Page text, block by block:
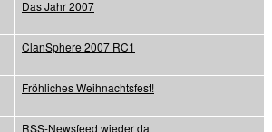
Das Jahr 2007
ClanSphere 2007 RC1
Fröhliches Weihnachtsfest!
RSS-Newsfeed wieder da